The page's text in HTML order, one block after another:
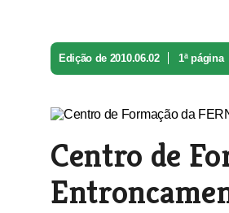
Edição de 2010.06.02 1ª página
Centro de